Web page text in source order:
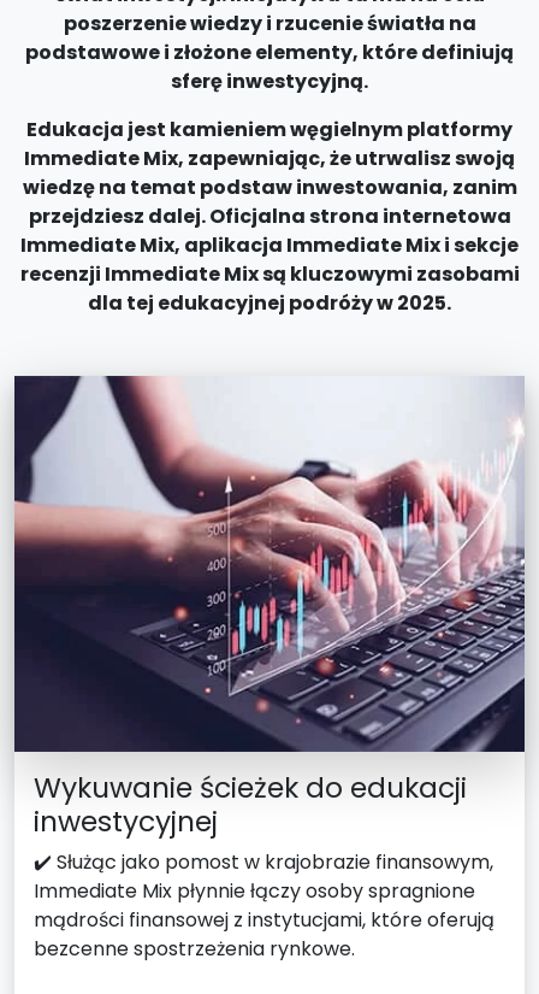
poszerzenie wiedzy i rzucenie światła na
podstawowe i złożone elementy, które definiują
sferę inwestycyjną.
Edukacja jest kamieniem węgielnym platformy
Immediate Mix, zapewniając, że utrwalisz swoją
wiedzę na temat podstaw inwestowania, zanim
przejdziesz dalej. Oficjalna strona internetowa
Immediate Mix, aplikacja Immediate Mix i sekcje
recenzji Immediate Mix są kluczowymi zasobami
dla tej edukacyjnej podróży w 2025.
Wykuwanie ścieżek do edukacji
inwestycyjnej
✔️ Służąc jako pomost w krajobrazie finansowym,
Immediate Mix płynnie łączy osoby spragnione
mądrości finansowej z instytucjami, które oferują
bezcenne spostrzeżenia rynkowe.